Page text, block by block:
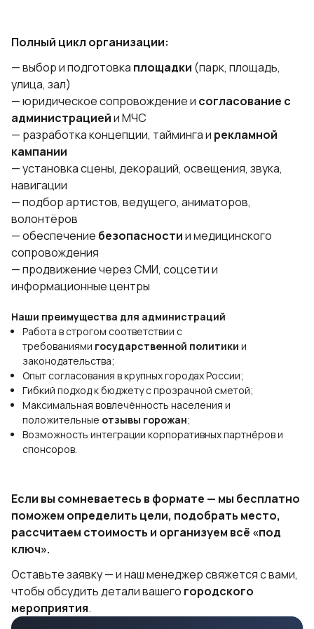
Полный цикл организации:
— выбор и подготовка площадки (парк, площадь,
улица, зал)
— юридическое сопровождение и согласование с
администрациейи МЧС
— разработка концепции, тайминга и рекламной
кампании
— установка сцены, декораций, освещения, звука,
навигации
— подбор артистов, ведущего, аниматоров,
волонтёров
— обеспечение безопасностии медицинского
сопровождения
— продвижение через СМИ, соцсети и
информационные центры
Наши преимущества для администраций
Работа в строгом соответствии с
требованиями государственной политики и
законодательства;
Опыт согласования в крупных городах России;
Гибкий подход к бюджету с прозрачной сметой;
Максимальная вовлечённость населения и
положительные отзывы горожан;
Возможность интеграции корпоративных партнёров и
спонсоров.
Если вы сомневаетесь в формате — мы бесплатно
поможем определить цели, подобрать место,
рассчитаем стоимость и организуем всё «под
ключ».
Оставьте заявку — и наш менеджер свяжется с вами,
чтобы обсудить детали вашего городского
мероприятия.